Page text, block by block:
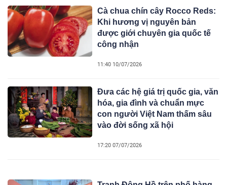
Cà chua chín cây Rocco Reds:
Khi hương vị nguyên bản
được giới chuyên gia quốc tế
công nhận
11:40 10/07/2026
Đưa các hệ giá trị quốc gia, văn
hóa, gia đình và chuẩn mực
con người Việt Nam thấm sâu
vào đời sống xã hội
17:20 07/07/2026